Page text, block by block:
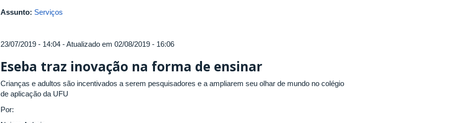
Assunto: Serviços
23/07/2019 - 14:04 - Atualizado em 02/08/2019 - 16:06
Eseba traz inovação na forma de ensinar
Crianças e adultos são incentivados a serem pesquisadores e a ampliarem seu olhar de mundo no colégio
de aplicação da UFU
Por: